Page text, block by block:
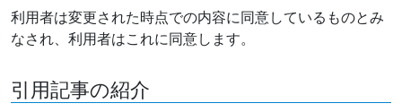
利用者は変更された時点での内容に同意しているものとみ
なされ、利用者はこれに同意します。
引用記事の紹介